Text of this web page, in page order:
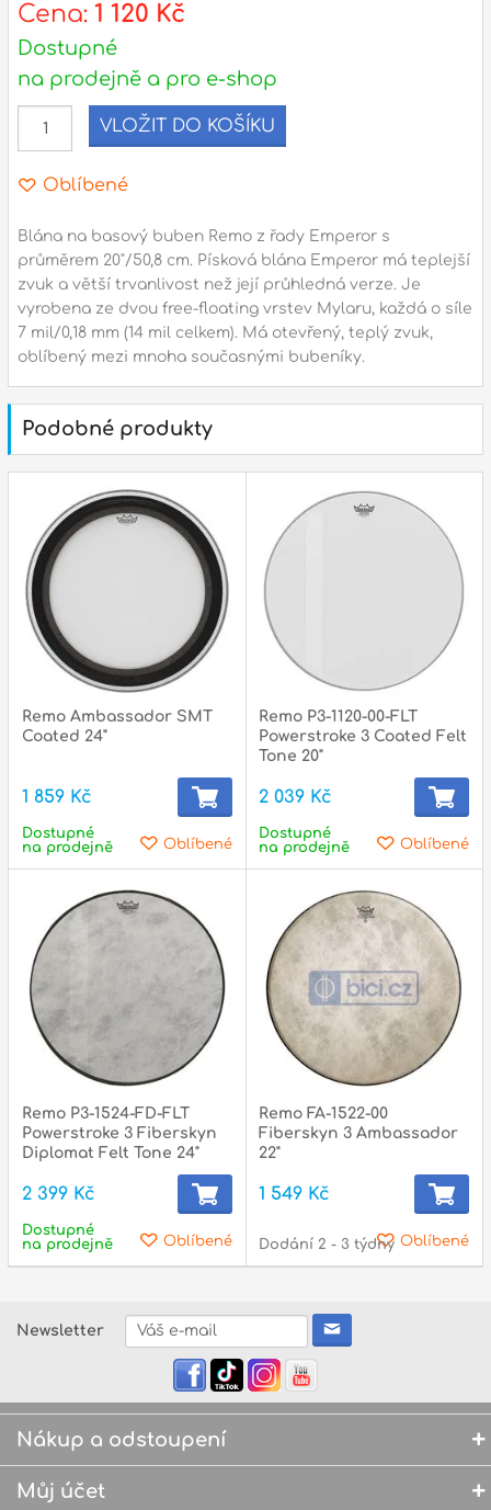
Adresa
Praha 3 - 130 00 (
gsm.: +420 777 888 408
gsm.: +420 777 888 088
email:
Otevírací doba
pondělí – pátek :10:00 – 18:00
sobota :ZAVŘENO
neděle :ZAVŘENO
státní svátky :ZAVŘENO
Cena: 1 120 Kč
Dostupné
na prodejně a pro e-shop
VLOŽIT DO KOŠÍKU
Oblíbené
Blána na basový buben Remo z řady Emperor s
průměrem 20"/50,8 cm. Písková blána Emperor má teplejší
zvuk a větší trvanlivost než její průhledná verze. Je
vyrobena ze dvou free-floating vrstev Mylaru, každá o síle
7 mil/0,18 mm (14 mil celkem). Má otevřený, teplý zvuk,
oblíbený mezi mnoha současnými bubeníky.
Podobné produkty
Remo Ambassador SMT
Coated 24"
1 859 Kč
Oblíbené
Dostupné
na prodejně
Remo P3-1120-00-FLT
Powerstroke 3 Coated Felt
Tone 20"
2 039 Kč
Oblíbené
Dostupné
na prodejně
Remo P3-1524-FD-FLT
Powerstroke 3 Fiberskyn
Diplomat Felt Tone 24"
2 399 Kč
Oblíbené
Dostupné
na prodejně
Remo FA-1522-00
Fiberskyn 3 Ambassador
22"
1 549 Kč
Oblíbené
Dodání 2 - 3 týdny
Newsletter
Nákup a odstoupení
Můj účet